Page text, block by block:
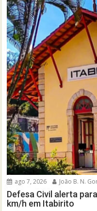
ago 7, 2026 João B. N.
Defesa Civil alerta
km/h em Itabirito